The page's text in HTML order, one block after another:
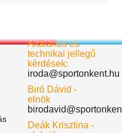
Általános és
technikai jellegű
kérdések:
iroda@sportonkent.hu
Biró Dávid -
elnök
Deák Krisztina -